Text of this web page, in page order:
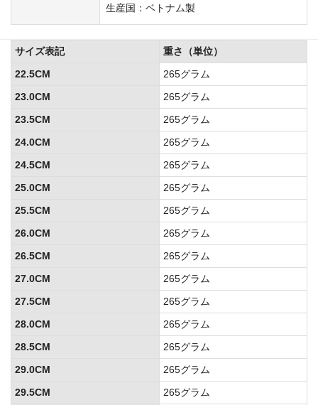
生産国：ベトナム製
サイズ表記
重さ（単位）
22.5CM
265グラム
23.0CM
265グラム
23.5CM
265グラム
24.0CM
265グラム
24.5CM
265グラム
25.0CM
265グラム
25.5CM
265グラム
26.0CM
265グラム
26.5CM
265グラム
27.0CM
265グラム
27.5CM
265グラム
28.0CM
265グラム
28.5CM
265グラム
29.0CM
265グラム
29.5CM
265グラム